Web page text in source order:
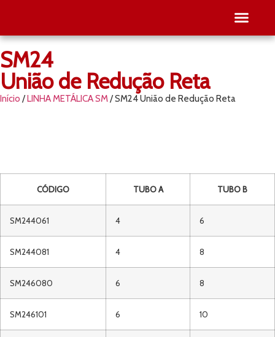
SM24
União de Redução Reta
Início /LINHA METÁLICA SM/ SM24 União de Redução Reta
CÓDIGO TUBO A TUBO B
SM244061 4 6
SM244081 4 8
SM246080 6 8
SM246101 6 10